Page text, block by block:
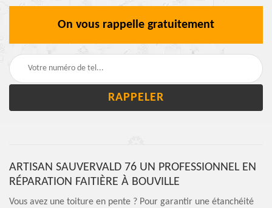
On vous rappelle gratuitement
ARTISAN SAUVERVALD 76 UN PROFESSIONNEL EN
RÉPARATION FAITIÈRE À BOUVILLE
Vous avez une toiture en pente ? Pour garantir une étanchéité